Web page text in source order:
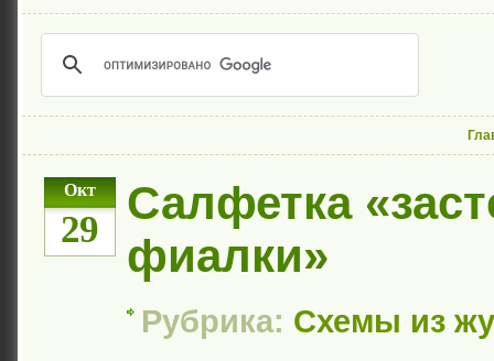
Окт
29
Салфетка
фиалки»
Рубрика: Схемы из